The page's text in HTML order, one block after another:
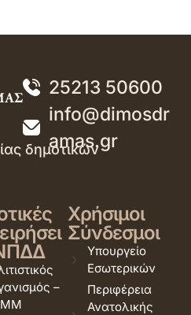
25213 50600
info@dimosdr
amas.gr
δημοτικών
–
Χρήσιμοι
Σύνδεσμοι
Υπουργείο
Εσωτερικών
Περιφέρεια
Ανατολικής